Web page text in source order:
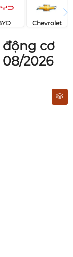
Chevrolet
cơ
2026